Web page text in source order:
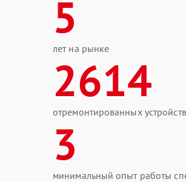
5
лет на рынке
2614
отремонтированных устройств
3
минимальный опыт работы